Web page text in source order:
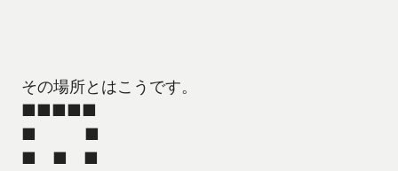
その場所とはこうです。
■■■■■
■ ■
■ ■ ■